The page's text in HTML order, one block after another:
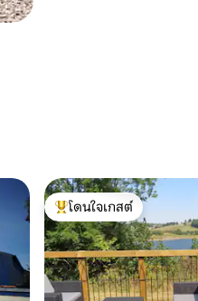
โดนใจเกสต์ที่สุด
โดนใจเกสต์